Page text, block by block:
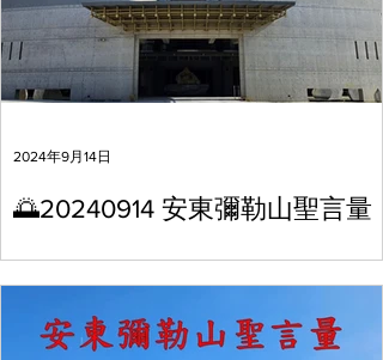
🌅20240914 安東彌勒山聖言量
2024年9月14日